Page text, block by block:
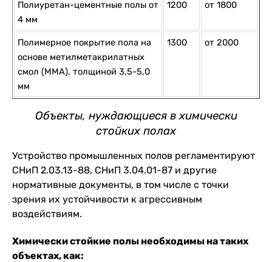
Полиуретан-цементные полы от
4 мм
1200 от 1800
Полимерное покрытие пола на
основе метилметакрилатных
смол (ММА), толщиной 3,5-5,0
мм
1300 от 2000
Объекты, нуждающиеся в химически
стойких полах
Устройство промышленных полов регламентируют
СНиП 2.03.13-88, СНиП 3.04.01-87 и другие
нормативные документы, в том числе с точки
зрения их устойчивости к агрессивным
воздействиям.
Химически стойкие полы необходимы на таких
объектах, как: